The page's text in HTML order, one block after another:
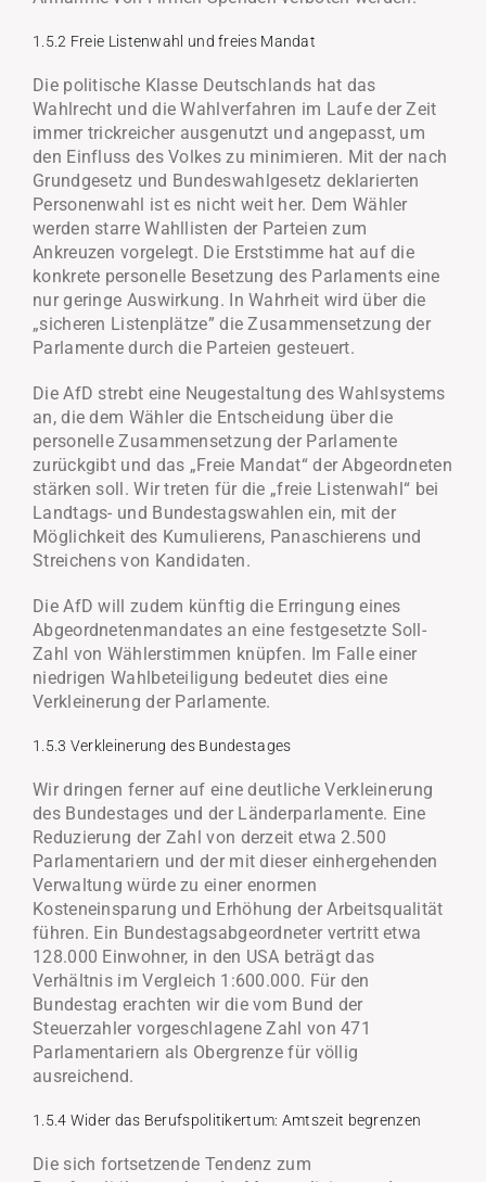
1.5.2 Freie Listenwahl und freies Mandat
Die politische Klasse Deutschlands hat das
Wahlrecht und die Wahlverfahren im Laufe der Zeit
immer trickreicher ausgenutzt und angepasst, um
den Einfluss des Volkes zu minimieren. Mit der nach
Grundgesetz und Bundeswahlgesetz deklarierten
Personenwahl ist es nicht weit her. Dem Wähler
werden starre Wahllisten der Parteien zum
Ankreuzen vorgelegt. Die Erststimme hat auf die
konkrete personelle Besetzung des Parlaments eine
nur geringe Auswirkung. In Wahrheit wird über die
„sicheren Listenplätze” die Zusammensetzung der
Parlamente durch die Parteien gesteuert.
Die AfD strebt eine Neugestaltung des Wahlsystems
an, die dem Wähler die Entscheidung über die
personelle Zusammensetzung der Parlamente
zurückgibt und das „Freie Mandat“ der Abgeordneten
stärken soll. Wir treten für die „freie Listenwahl“ bei
Landtags- und Bundestagswahlen ein, mit der
Möglichkeit des Kumulierens, Panaschierens und
Streichens von Kandidaten.
Die AfD will zudem künftig die Erringung eines
Abgeordnetenmandates an eine festgesetzte Soll-
Zahl von Wählerstimmen knüpfen. Im Falle einer
niedrigen Wahlbeteiligung bedeutet dies eine
Verkleinerung der Parlamente.
1.5.3 Verkleinerung des Bundestages
Wir dringen ferner auf eine deutliche Verkleinerung
des Bundestages und der Länderparlamente. Eine
Reduzierung der Zahl von derzeit etwa 2.500
Parlamentariern und der mit dieser einhergehenden
Verwaltung würde zu einer enormen
Kosteneinsparung und Erhöhung der Arbeitsqualität
führen. Ein Bundestagsabgeordneter vertritt etwa
128.000 Einwohner, in den USA beträgt das
Verhältnis im Vergleich 1:600.000. Für den
Bundestag erachten wir die vom Bund der
Steuerzahler vorgeschlagene Zahl von 471
Parlamentariern als Obergrenze für völlig
ausreichend.
1.5.4 Wider das Berufspolitikertum: Amtszeit begrenzen
Die sich fortsetzende Tendenz zum